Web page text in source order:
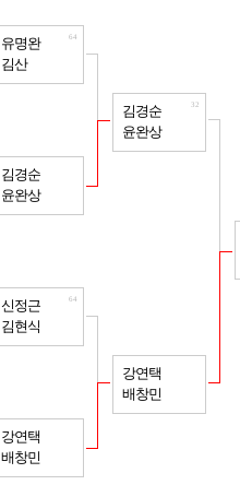
유명완
김산
64
김경순
윤완상
신정근
김현식
64
강연택
배창민
김경순
윤완상
32
강연택
배창민